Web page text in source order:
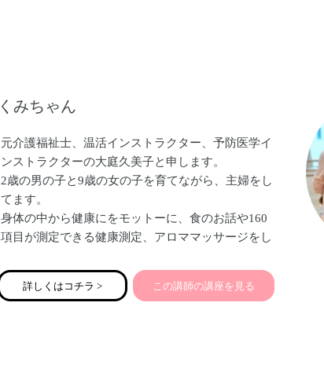
くみちゃん
元介護福祉士、温活インストラクター、予防医学イ
ンストラクターの大庭久美子と申します。
2歳の男の子と9歳の女の子を育てながら、主婦をし
てます。
身体の中から健康にをモットーに、食のお話や160
項目が測定できる健康測定、アロママッサージをし
宜しくお願い致します♡
詳しくはコチラ > この講師の講座を見る